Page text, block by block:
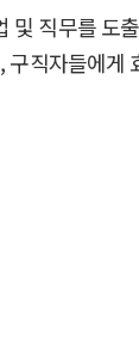
및 직무를 도
직자들에게